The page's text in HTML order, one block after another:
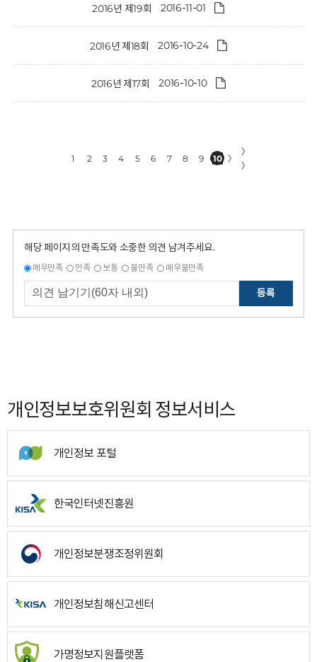
2016년 제19회 2016-11-01
2016년 제18회 2016-10-24
2016년 제17회 2016-10-10
1 2 3 4 5 6 7 8 9 10 〉
〉
〉
해당 페이지의 만족도와 소중한 의견 남겨주세요.
매우만족 만족 보통 불만족 매우불만족
등록
개인정보보호위원회 정보서비스
개인정보 포털
한국인터넷진흥원
개인정보분쟁조정위원회
개인정보침해신고센터
가명정보지원플랫폼